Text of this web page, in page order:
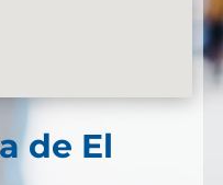
de El